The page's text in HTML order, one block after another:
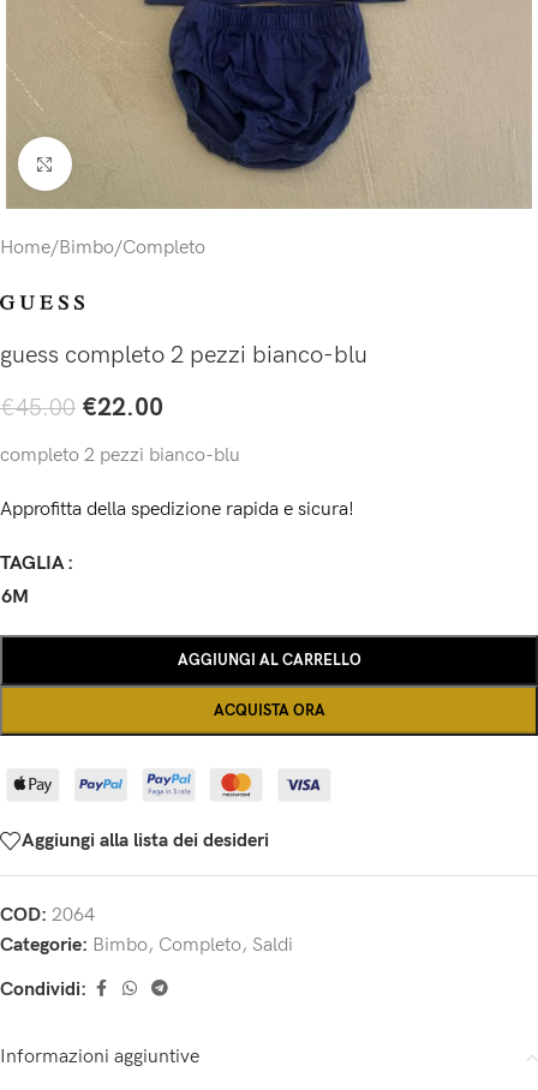
Click to enlarge
Home/Bimbo/Completo
guess completo 2 pezzi bianco-blu
€45.00 €22.00
completo 2 pezzi bianco-blu
Approfitta della spedizione rapida e sicura!
TAGLIA
6M
AGGIUNGI AL CARRELLO
ACQUISTA ORA
Aggiungi alla lista dei desideri
COD: 2064
Categorie: Bimbo, Completo, Saldi
Condividi:
Informazioni aggiuntive